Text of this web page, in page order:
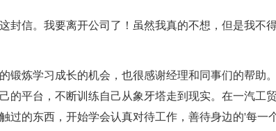
信。我要离开公司了！虽然我真的不想，但是我不
炼学习成长的机会，也很感谢经理和同事们的帮助
的平台，不断训练自己从象牙塔走到现实。在一汽工
过的东西，开始学会认真对待工作，善待身边的'每一